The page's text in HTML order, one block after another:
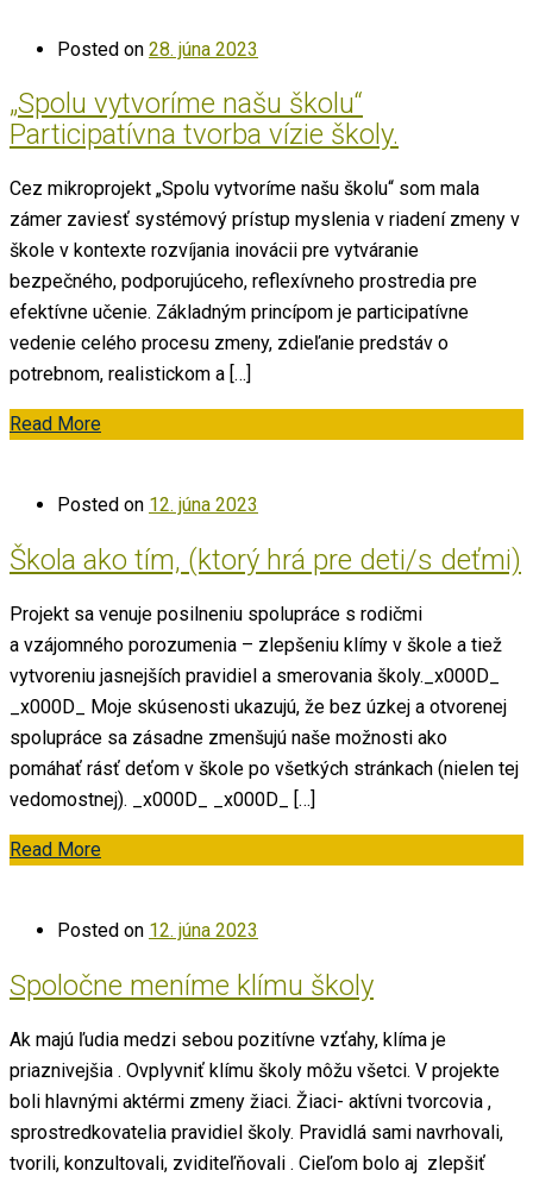
Posted on 28. júna 2023
„Spolu vytvoríme našu školu“
Participatívna tvorba vízie školy.
Cez mikroprojekt „Spolu vytvoríme našu školu“ som mala
zámer zaviesť systémový prístup myslenia v riadení zmeny v
škole v kontexte rozvíjania inovácii pre vytváranie
bezpečného, podporujúceho, reflexívneho prostredia pre
efektívne učenie. Základným princípom je participatívne
vedenie celého procesu zmeny, zdieľanie predstáv o
potrebnom, realistickom a […]
Read More
Posted on 12. júna 2023
Škola ako tím, (ktorý hrá pre deti/s deťmi)
Projekt sa venuje posilneniu spolupráce s rodičmi
a vzájomného porozumenia – zlepšeniu klímy v škole a tiež
vytvoreniu jasnejších pravidiel a smerovania školy._x000D_
_x000D_ Moje skúsenosti ukazujú, že bez úzkej a otvorenej
spolupráce sa zásadne zmenšujú naše možnosti ako
pomáhať rásť deťom v škole po všetkých stránkach (nielen tej
vedomostnej). _x000D_ _x000D_ […]
Read More
Posted on 12. júna 2023
Spoločne meníme klímu školy
Ak majú ľudia medzi sebou pozitívne vzťahy, klíma je
priaznivejšia . Ovplyvniť klímu školy môžu všetci. V projekte
boli hlavnými aktérmi zmeny žiaci. Žiaci- aktívni tvorcovia ,
sprostredkovatelia pravidiel školy. Pravidlá sami navrhovali,
tvorili, konzultovali, zviditeľňovali . Cieľom bolo aj zlepšiť